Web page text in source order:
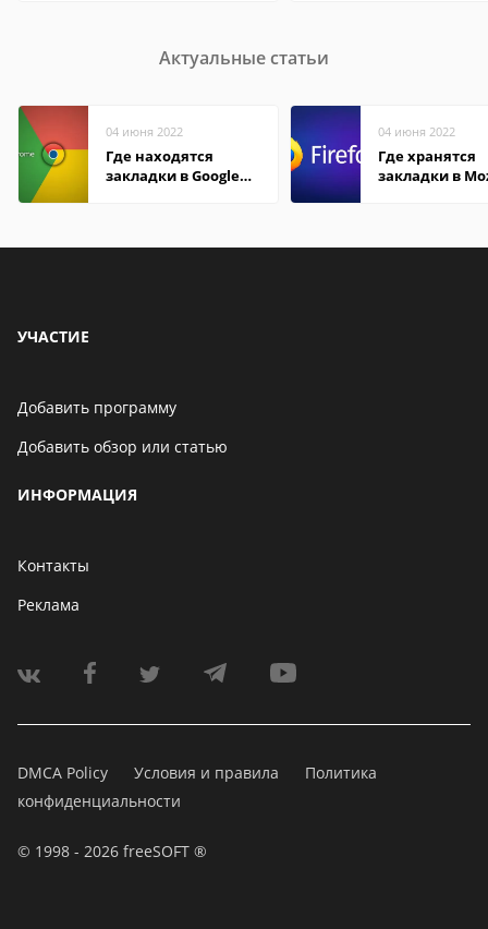
Актуальные статьи
04 июня 2022
Где находятся
закладки в Google
04 июня 2022
Где хранятся
закладки в
УЧАСТИЕ
Добавить программу
Добавить обзор или статью
ИНФОРМАЦИЯ
Контакты
Реклама
DMCA Policy Условия и правила
Политика
конфиденциальности
© 1998 - 2026 freeSOFT ®